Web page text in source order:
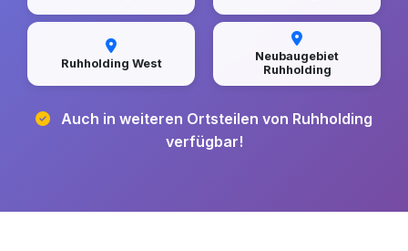
Ruhholding West
Neubaugebiet
Ruhholding
Auch in weiteren Ortsteilen von Ruhholding
verfügbar!